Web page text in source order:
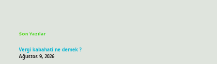
Son Yazılar
Vergi kabahati ne demek ?
Ağustos 9, 2026